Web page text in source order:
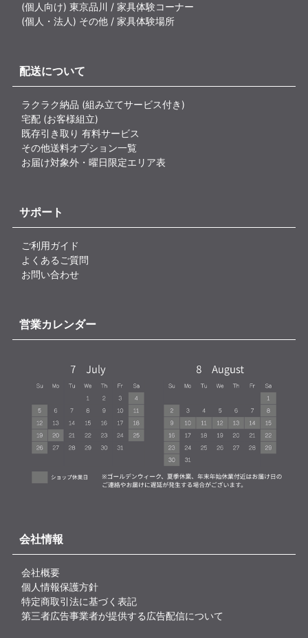
(個人向け) 東京品川 / 家具体験コーナー
(個人・法人) その他 / 家具体験場所
配送について
ラクラク納品 (組み立てサービス付き)
宅配 (お客様組立)
既存引き取り 有料サービス
その他送料オプション一覧
お届け対象外・曜日限定エリア表
サポート
ご利用ガイド
よくあるご質問
お問い合わせ
営業カレンダー
会社情報
会社概要
個人情報保護方針
特定商取引法に基づく表記
第三者広告事業者が提供する広告配信について